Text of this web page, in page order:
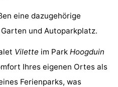
eine dazugehörige
und Autoparkplatz.
Vilette im Park Hoogduin
Ihres eigenen Ortes als
Ferienparks, was